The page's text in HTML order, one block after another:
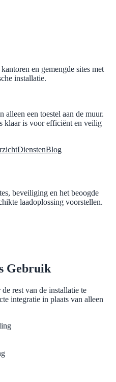
en gemengde sites met
installatie.
alleen een toestel aan de muur.
klaar is voor efficiënt en veilig
DienstenBlog
beveiliging en het beoogde
laadoplossing voorstellen.
Gebruik
rest van de installatie te
integratie in plaats van alleen